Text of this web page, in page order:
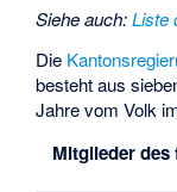
Siehe auch:Liste
Die
besteht aus
Jahre vom Volk
Mitglieder